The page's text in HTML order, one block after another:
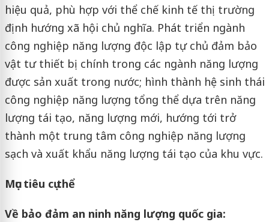
hiệu quả, phù hợp với thể chế kinh tế thị trường
định hướng xã hội chủ nghĩa. Phát triển ngành
công nghiệp năng lượng độc lập tự chủ đảm bảo
vật tư thiết bị chính trong các ngành năng lượng
được sản xuất trong nước; hình thành hệ sinh thái
công nghiệp năng lượng tổng thể dựa trên năng
lượng tái tạo, năng lượng mới, hướng tới trở
thành một trung tâm công nghiệp năng lượng
sạch và xuất khẩu năng lượng tái tạo của khu vực.
Mục tiêu cụ thể
Về bảo đảm an ninh năng lượng quốc gia: